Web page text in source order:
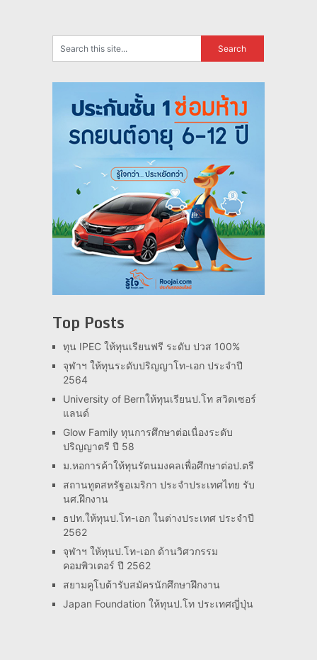
Top Posts
ทุน IPEC ให้ทุนเรียนฟรี ระดับ ปวส 100%
จุฬาฯ ให้ทุนระดับปริญญาโท-เอก ประจำปี
2564
University of Bernให้ทุนเรียนป.โท สวิตเซอร์
แลนด์
Glow Family ทุนการศึกษาต่อเนื่องระดับ
ปริญญาตรี ปี 58
ม.หอการค้าให้ทุนรัตนมงคลเพื่อศึกษาต่อป.ตรี
สถานทูตสหรัฐอเมริกา ประจำประเทศไทย รับ
นศ.ฝึกงาน
ธปท.ให้ทุนป.โท-เอก ในต่างประเทศ ประจำปี
2562
จุฬาฯ ให้ทุนป.โท-เอก ด้านวิศวกรรม
คอมพิวเตอร์ ปี 2562
สยามคูโบต้ารับสมัครนักศึกษาฝึกงาน
Japan Foundation ให้ทุนป.โท ประเทศญี่ปุ่น